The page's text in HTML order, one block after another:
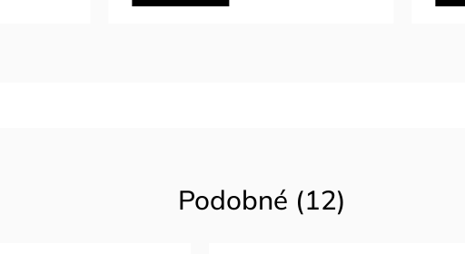
Podobné (12)